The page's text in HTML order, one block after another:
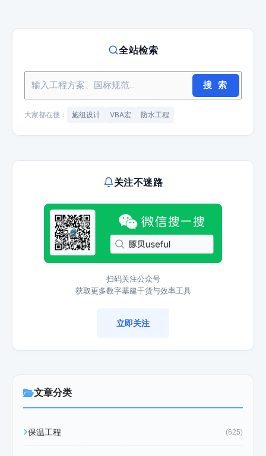
全站检索
搜 索
大家都在搜： 施组设计 VBA宏 防水工程
关注不迷路
扫码关注公众号
获取更多数字基建干货与效率工具
立即关注
文章分类
保温工程 (625)